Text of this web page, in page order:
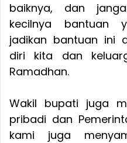
baiknya, dan
kecilnya bantuan
jadikan bantuan ini
diri kita dan
Ramadhan.
Wakil bupati juga
pribadi dan
kami juga